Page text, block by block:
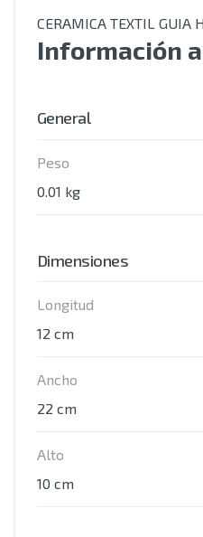
CERAMICA TEXTIL GUIA
Información
General
Peso
0.01 kg
Dimensiones
Longitud
12 cm
Ancho
22 cm
Alto
10 cm